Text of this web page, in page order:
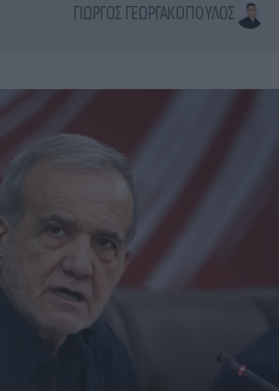
ΓΙΏΡΓΟΣ ΓΕΩΡΓΑΚΌΠΟΥΛΟΣ